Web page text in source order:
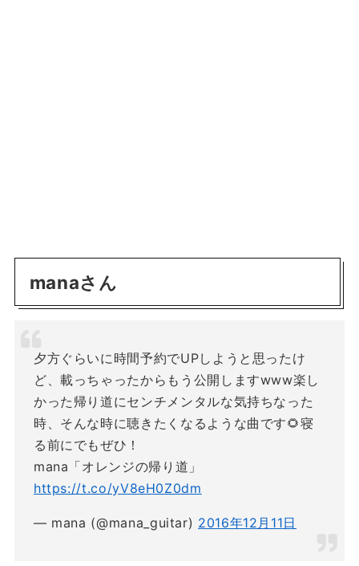
manaさん
夕方ぐらいに時間予約でUPしようと思ったけ
ど、載っちゃったからもう公開しますwww楽し
かった帰り道にセンチメンタルな気持ちなった
時、そんな時に聴きたくなるような曲です🌻寝
る前にでもぜひ！
mana「オレンジの帰り道」
https://t.co/yV8eH0Z0dm
— mana (@mana_guitar) 2016年12月11日